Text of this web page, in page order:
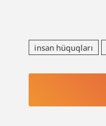
insan hüquqları